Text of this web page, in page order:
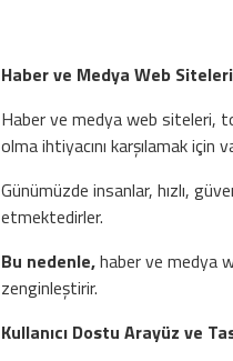
Haber ve Medya Web
Haber ve medya web siteleri,
olma ihtiyacını karşılamak için
Günümüzde insanlar, hızlı,
etmektedirler.
Bu nedenle,haber ve medya
zenginleştirir.
Kullanıcı Dostu Arayüz ve